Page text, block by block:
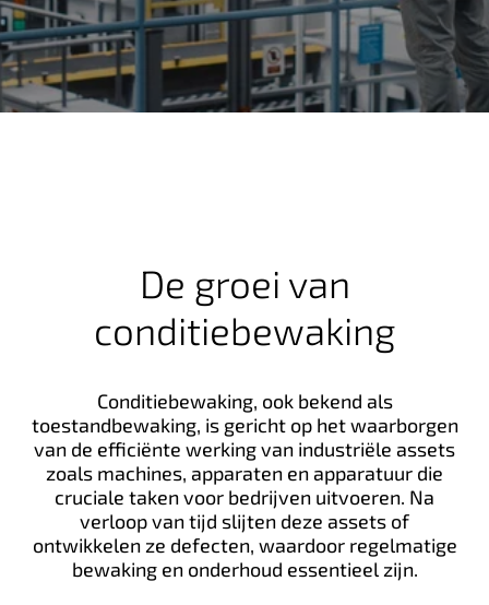
n
h
o
u
De groei van
conditiebewaking
Conditiebewaking, ook bekend als
toestandbewaking, is gericht op het waarborgen
van de efficiënte werking van industriële assets
zoals machines, apparaten en apparatuur die
cruciale taken voor bedrijven uitvoeren. Na
verloop van tijd slijten deze assets of
ontwikkelen ze defecten, waardoor regelmatige
bewaking en onderhoud essentieel zijn.